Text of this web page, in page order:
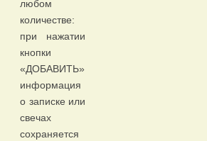
любом
количестве:
при нажатии
кнопки
«ДОБАВИТЬ»
информация
о записке или
свечах
сохраняется